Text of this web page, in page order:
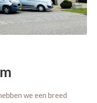
we een breed